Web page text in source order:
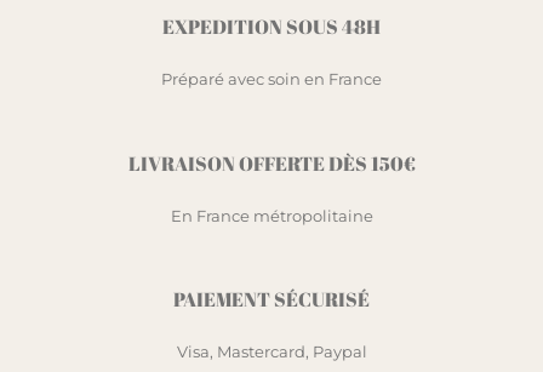
EXPEDITION SOUS 48H
Préparé avec soin en France
LIVRAISON OFFERTE DÈS 150€
En France métropolitaine
PAIEMENT SÉCURISÉ
Visa, Mastercard, Paypal